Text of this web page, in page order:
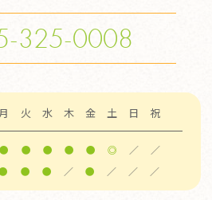
325-0008
月 火 水 木 金 土 日 祝
● ● ● ● ● ◎ ／ ／
● ● ／ ● ／ ／ ／